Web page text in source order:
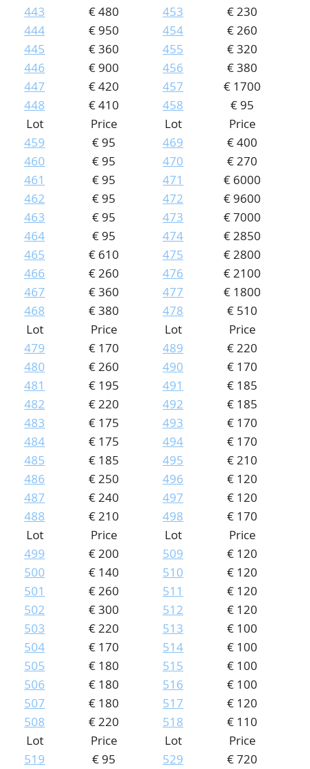
443
€ 480
444
€ 950
445
€ 360
446
€ 900
447
€ 420
448
€ 410
453
€ 230
454
€ 260
455
€ 320
456
€ 380
457
€ 1700
458
€ 95
Lot
Price
459
€ 95
460
€ 95
461
€ 95
462
€ 95
463
€ 95
464
€ 95
465
€ 610
466
€ 260
467
€ 360
468
€ 380
Lot
Price
469
€ 400
470
€ 270
471
€ 6000
472
€ 9600
473
€ 7000
474
€ 2850
475
€ 2800
476
€ 2100
477
€ 1800
478
€ 510
Lot
Price
479
€ 170
480
€ 260
481
€ 195
482
€ 220
483
€ 175
484
€ 175
485
€ 185
486
€ 250
487
€ 240
488
€ 210
Lot
Price
489
€ 220
490
€ 170
491
€ 185
492
€ 185
493
€ 170
494
€ 170
495
€ 210
496
€ 120
497
€ 120
498
€ 170
Lot
Price
499
€ 200
500
€ 140
501
€ 260
502
€ 300
503
€ 220
504
€ 170
505
€ 180
506
€ 180
507
€ 180
508
€ 220
Lot
Price
509
€ 120
510
€ 120
511
€ 120
512
€ 120
513
€ 100
514
€ 100
515
€ 100
516
€ 100
517
€ 120
518
€ 110
Lot
Price
519
€ 95
Lot
Price
529
€ 720